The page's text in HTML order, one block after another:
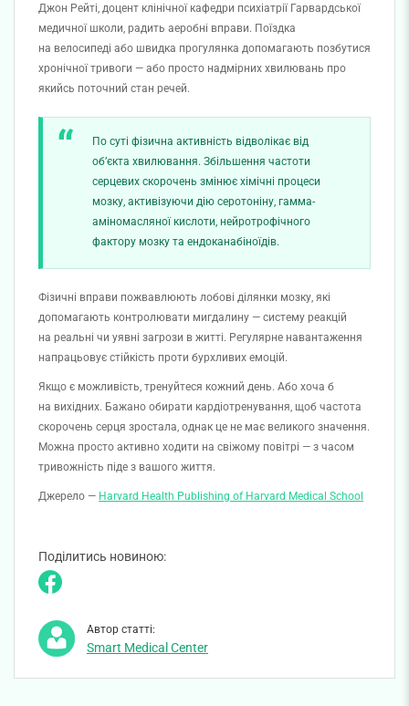
Джон Рейті, доцент клінічної кафедри психіатрії Гарвардської
медичної школи, радить аеробні вправи. Поїздка
на велосипеді або швидка прогулянка допомагають позбутися
хронічної тривоги — або просто надмірних хвилювань про
якийсь поточний стан речей.
По суті фізична активність відволікає від
об’єкта хвилювання. Збільшення частоти
серцевих скорочень змінює хімічні процеси
мозку, активізуючи дію серотоніну, гамма-
аміномасляної кислоти, нейротрофічного
фактору мозку та ендоканабіноїдів.
Фізичні вправи пожвавлюють лобові ділянки мозку, які
допомагають контролювати мигдалину — систему реакцій
на реальні чи уявні загрози в житті. Регулярне навантаження
напрацьовує стійкість проти бурхливих емоцій.
Якщо є можливість, тренуйтеся кожний день. Або хоча б
на вихідних. Бажано обирати кардіотренування, щоб частота
скорочень серця зростала, однак це не має великого значення.
Можна просто активно ходити на свіжому повітрі — з часом
тривожність піде з вашого життя.
Джерело — Harvard Health Publishing of Harvard Medical School
Поділитись новиною:
Автор статті:
Smart Medical Center